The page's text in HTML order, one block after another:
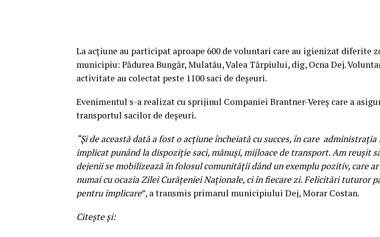
La acţiune au participat aproape 600 de voluntari care au igienizat diferite
municipiu: Pădurea Bungăr, Mulatău, Valea Tărpiului, dig, Ocna Dej.
activitate au colectat peste 1100 saci de deșeuri.
Evenimentul s-a realizat cu sprijinul Companiei Brantner-Vereş care a
transportul sacilor de deşeuri.
“Şi de această dată a fost o acţiune încheiată cu succes, în care administrația
implicat punând la dispoziție saci, mănuși, mijloace de transport. Am reuşit
dejenii se mobilizează în folosul comunităţii dând un exemplu pozitiv, care
numai cu ocazia Zilei Curăţeniei Naţionale, ci în fiecare zi. Felicitări tuturor
pentru implicare”, a transmis primarul municipiului Dej, Morar Costan.
Citește și: